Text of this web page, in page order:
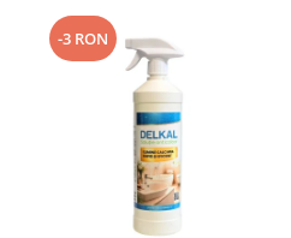
-3 RON